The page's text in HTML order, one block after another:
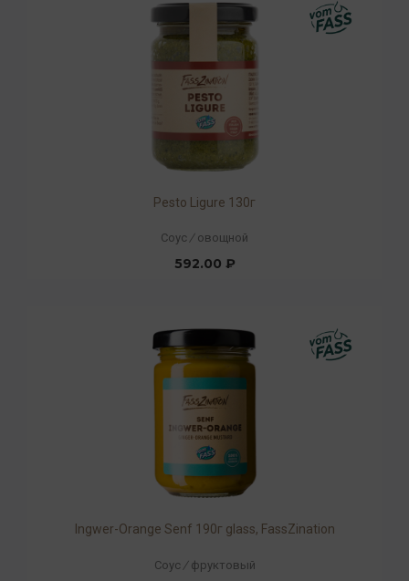
Pesto Ligure 130г
Соус / овощной
592.00 ₽
Ingwer-Orange Senf 190г glass, FassZination
Соус / фруктовый